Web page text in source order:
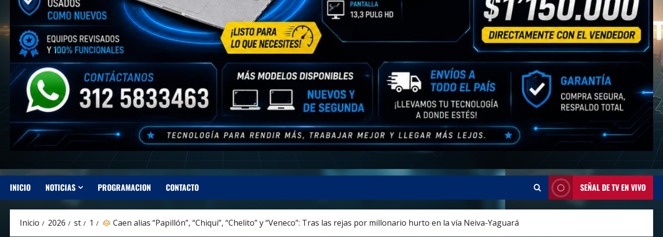
INICIO NOTICIAS PROGRAMACION CONTACTO SEÑAL DE TV EN VIVO
Inicio 2026 st 1 Caen alias “Papillón”, “Chiqui”, “Chelito” y “Veneco”: Tras las rejas por millonario hurto en la vía Neiva-Yaguará